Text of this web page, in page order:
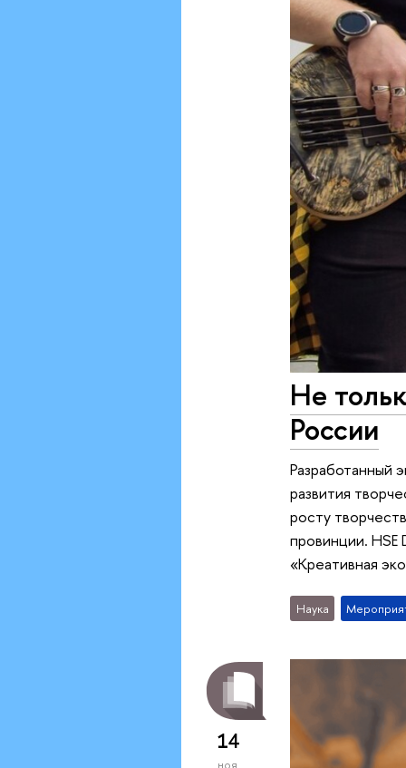
Не
России
Разработанный
развития
росту
провинции.
«Креативная
Наука
14
ноя